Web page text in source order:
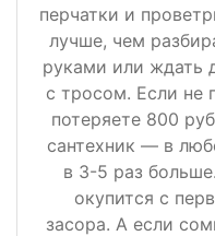
перчатки и
лучше, чем
руками или ждать
с тросом. Если не
потеряете 800
сантехник — в
в 3-5 раз
окупится с
засора. А если